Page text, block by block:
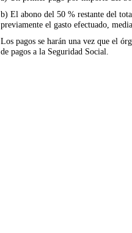
b) El abono del 50 % restante del
previamente el gasto efectuado,
Los pagos se harán una vez que el
de pagos a la Seguridad Social.